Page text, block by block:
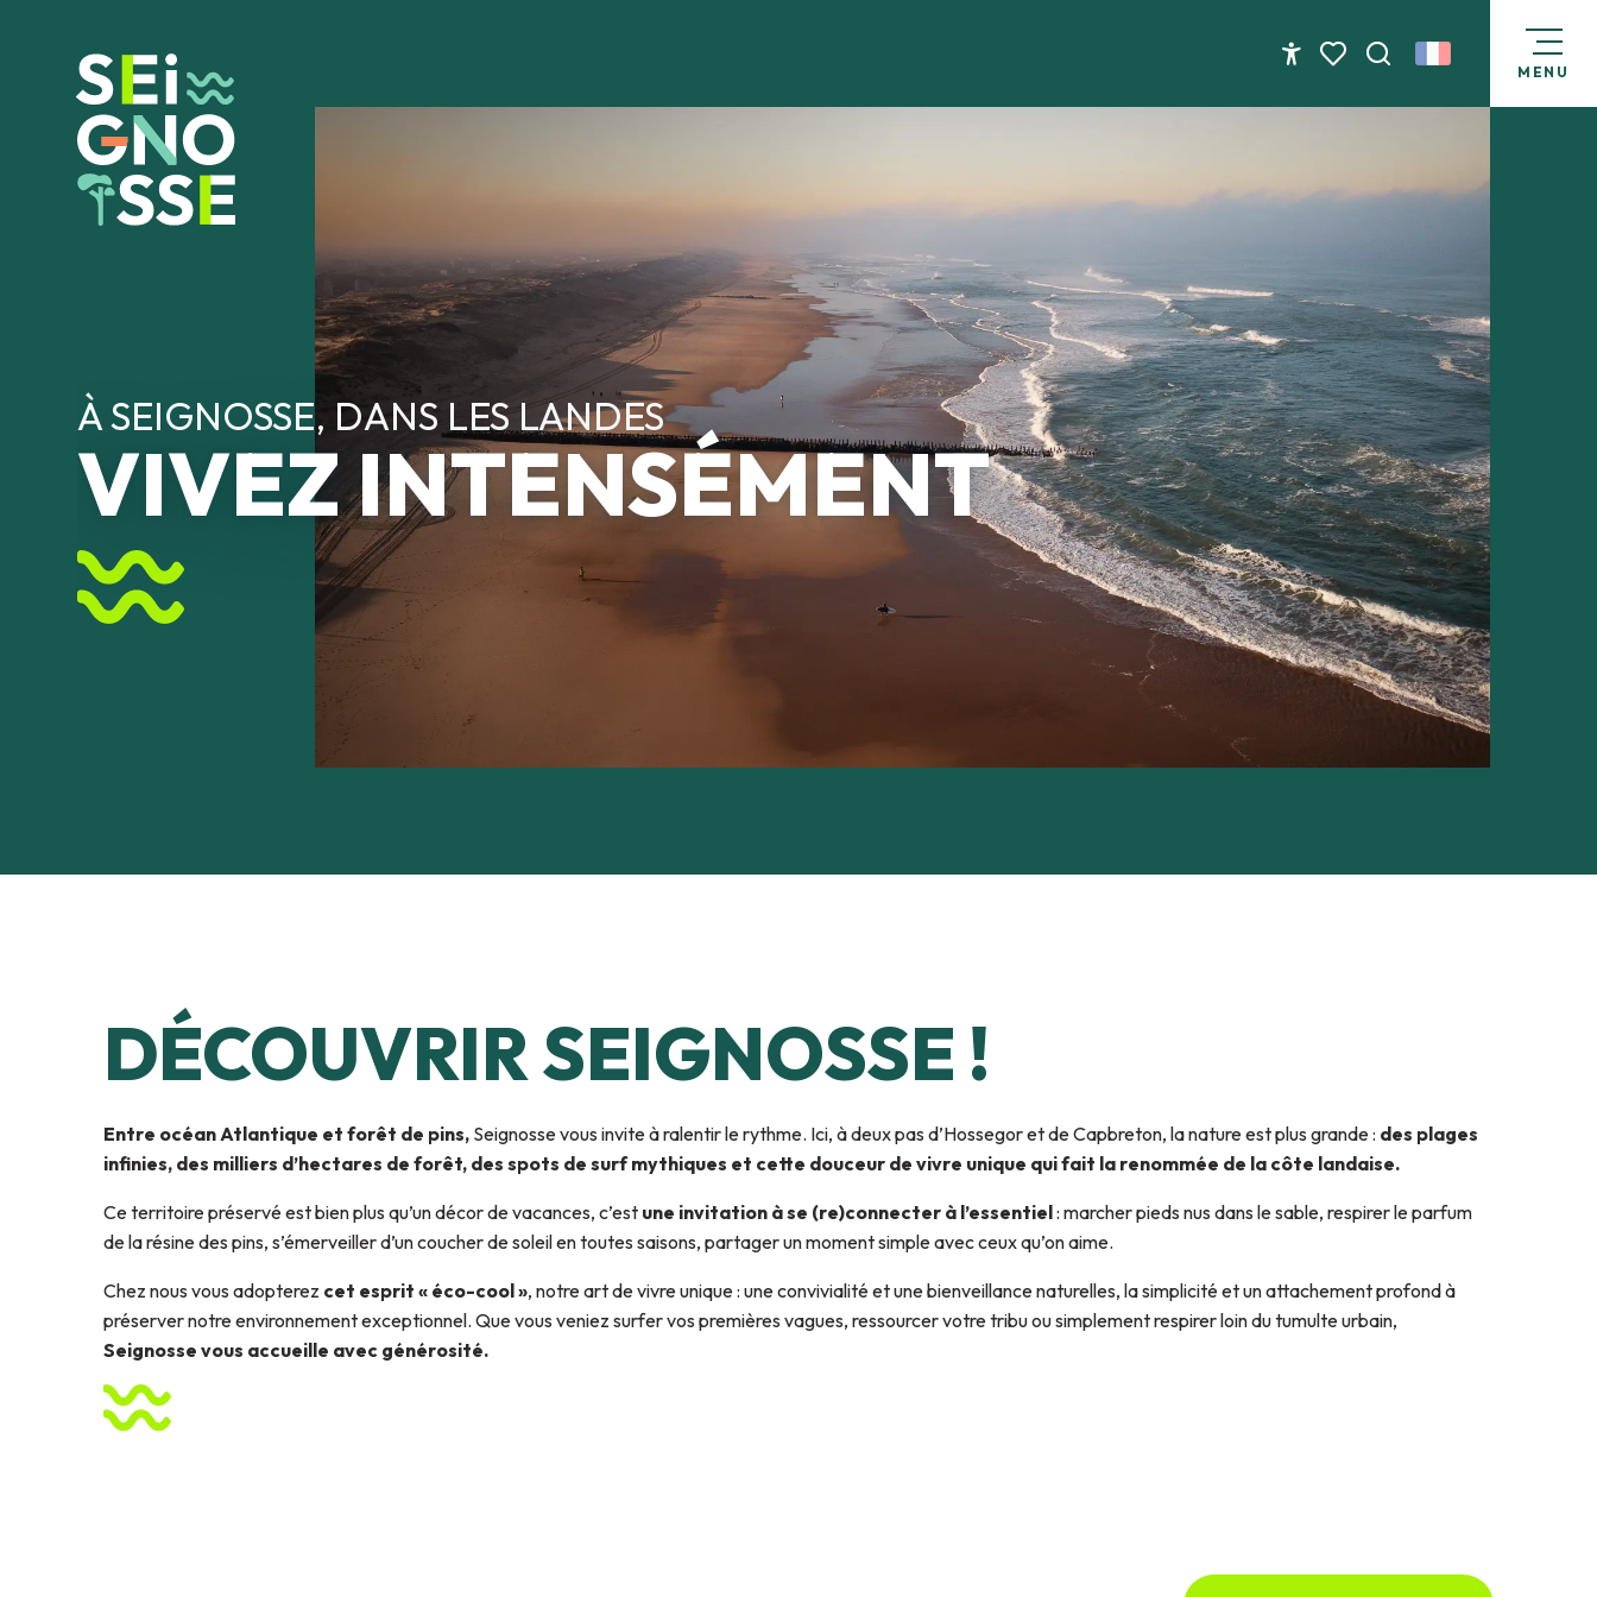
MENU
À SEIGNOSSE, DANS LES LANDES
VIVEZ INTENSÉMENT
DÉCOUVRIR SEIGNOSSE !
Entre océan Atlantique et forêt de pins, Seignosse vous invite à ralentir le rythme. Ici, à deux pas d’Hossegor et de Capbreton, la nature est plus grande : des plages
infinies, des milliers d’hectares de forêt, des spots de surf mythiques et cette douceur de vivre unique qui fait la renommée de la côte landaise.
Ce territoire préservé est bien plus qu’un décor de vacances, c’est une invitation à se (re)connecter à l’essentiel: marcher pieds nus dans le sable, respirer le parfum
de la résine des pins, s’émerveiller d’un coucher de soleil en toutes saisons, partager un moment simple avec ceux qu’on aime.
Chez nous vous adopterez cet esprit « éco-cool », notre art de vivre unique : une convivialité et une bienveillance naturelles, la simplicité et un attachement profond à
préserver notre environnement exceptionnel. Que vous veniez surfer vos premières vagues, ressourcer votre tribu ou simplement respirer loin du tumulte urbain,
Seignosse vous accueille avec générosité.